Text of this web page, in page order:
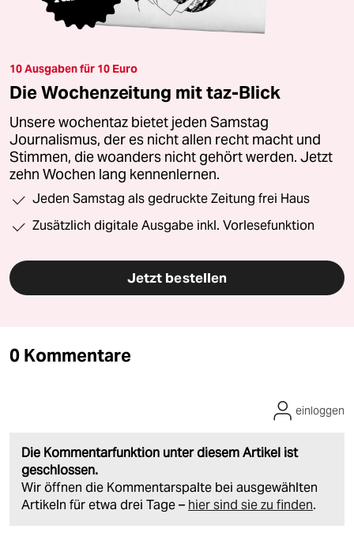
10 Ausgaben für 10 Euro
Die Wochenzeitung mit taz-Blick
Unsere wochentaz bietet jeden Samstag
Journalismus, der es nicht allen recht macht und
Stimmen, die woanders nicht gehört werden. Jetzt
zehn Wochen lang kennenlernen.
Jeden Samstag als gedruckte Zeitung frei Haus
Zusätzlich digitale Ausgabe inkl. Vorlesefunktion
Jetzt bestellen
0 Kommentare
Die Kommentarfunktion unter diesem Artikel ist
geschlossen.
Wir öffnen die Kommentarspalte bei ausgewählten
Artikeln für etwa drei Tage – hier sind sie zu finden.
einloggen